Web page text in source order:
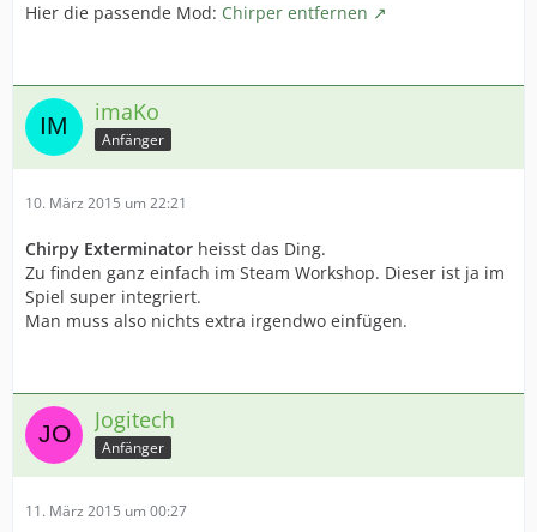
Hier die passende Mod: Chirper entfernen
imaKo
Anfänger
10. März 2015 um 22:21
Chirpy Exterminator heisst das Ding.
Zu finden ganz einfach im Steam Workshop. Dieser ist ja im
Spiel super integriert.
Man muss also nichts extra irgendwo einfügen.
Jogitech
Anfänger
11. März 2015 um 00:27